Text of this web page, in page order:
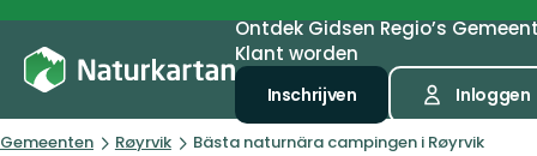
OntdekGidsenRegio’s
Klant worden
Inschrijven Inloggen
Gemeenten Røyrvik Bästa naturnära campingen i Røyrvik